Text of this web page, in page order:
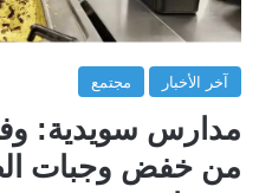
آخر الأخبار مجتمع
مدارس سويدية:
من خفض وجبات